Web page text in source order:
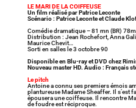
LE MARI DE LA COIFFEUSE
Un film réalisé par Patrice Leconte
Scénario : Patrice Leconte et Claude
Comédie dramatique – 81 mn (BR)
Distribution : Jean Rochefort, Anna
Maurice Chevit…
Sorti en salles le 3 octobre 90
Disponible en Blu-ray et DVD chez
Nouveau master HD. Audio : Français
Le pitch
Antoine a connu ses premiers émois
plantureuse Madame Sheaffer. Il s’est
épousera une coiffeuse. Il rencontre
de foudre est réciproque.